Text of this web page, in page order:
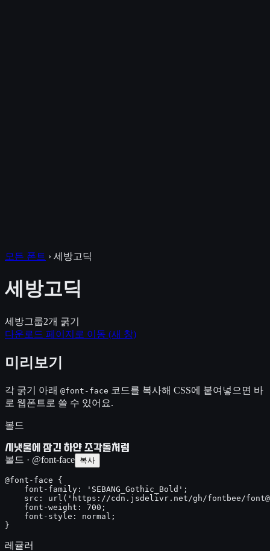
모든 폰트 › 세방고딕
세방고딕
세방그룹2개 굵기
다운로드 페이지로 이동 (새 창)
미리보기
각 굵기 아래 @font-face 코드를 복사해 CSS에 붙여넣으면 바
로 웹폰트로 쓸 수 있어요.
볼드
시냇물에 잠긴 하얀 조각돌처럼
볼드 · @font-face 복사
@font-face {
    font-family: 'SEBANG_Gothic_Bold';
src: url('https://cdn.jsdelivr.net/gh/fontbee/
    font-weight: 700;
    font-style: normal;
}
레귤러